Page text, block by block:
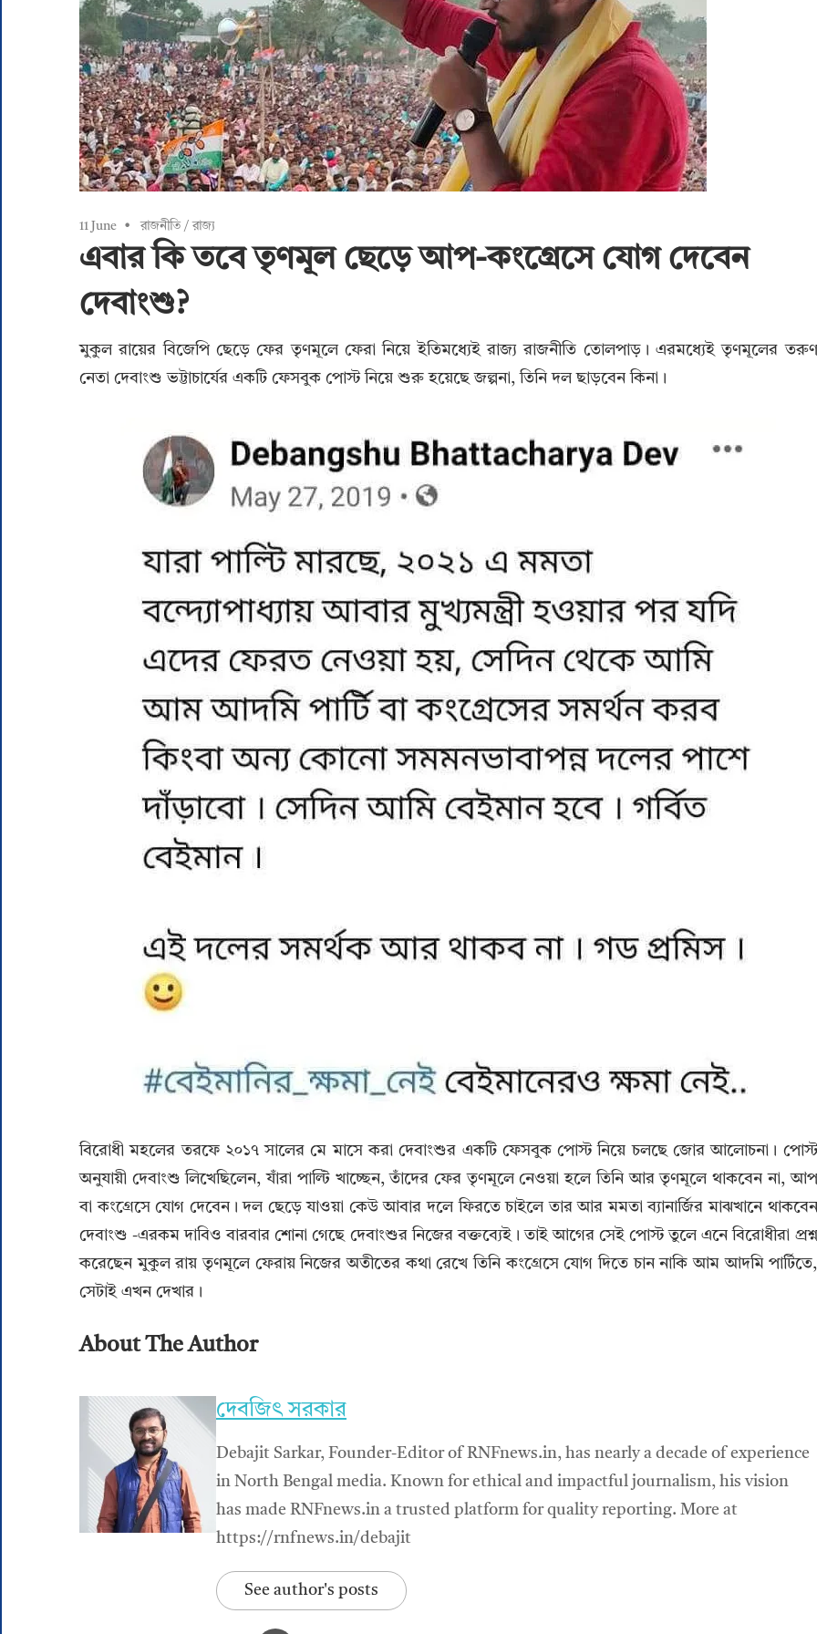
11 June রাজনীতি /রাজ্য
এবার কি তবে তৃণমূল ছেড়ে আপ-কংগ্রেসে যোগ দেবেন
দেবাংশু?
মুকুল রায়ের বিজেপি ছেড়ে ফের তৃণমূলে ফেরা নিয়ে ইতিমধ্যেই রাজ্য রাজনীতি তোলপাড়। এরমধ্যেই তৃণমূলের তরুণ
নেতা দেবাংশু ভট্টাচার্যের একটি ফেসবুক পোস্ট নিয়ে শুরু হয়েছে জল্পনা, তিনি দল ছাড়বেন কিনা।
বিরোধী মহলের তরফে ২০১৭ সালের মে মাসে করা দেবাংশুর একটি ফেসবুক পোস্ট নিয়ে চলছে জোর আলোচনা। পোস্ট
অনুযায়ী দেবাংশু লিখেছিলেন, যাঁরা পাল্টি খাচ্ছেন, তাঁদের ফের তৃণমূলে নেওয়া হলে তিনি আর তৃণমূলে থাকবেন না, আপ
বা কংগ্রেসে যোগ দেবেন। দল ছেড়ে যাওয়া কেউ আবার দলে ফিরতে চাইলে তার আর মমতা ব্যানার্জির মাঝখানে থাকবেন
দেবাংশু -এরকম দাবিও বারবার শোনা গেছে দেবাংশুর নিজের বক্তব্যেই। তাই আগের সেই পোস্ট তুলে এনে বিরোধীরা প্রশ্ন
করেছেন মুকুল রায় তৃণমূলে ফেরায় নিজের অতীতের কথা রেখে তিনি কংগ্রেসে যোগ দিতে চান নাকি আম আদমি পার্টিতে,
সেটাই এখন দেখার।
About The Author
দেবজিৎ সরকার
Debajit Sarkar, Founder-Editor of RNFnews.in, has nearly a decade of experience
in North Bengal media. Known for ethical and impactful journalism, his vision
has made RNFnews.in a trusted platform for quality reporting. More at
https://rnfnews.in/debajit
See author's posts